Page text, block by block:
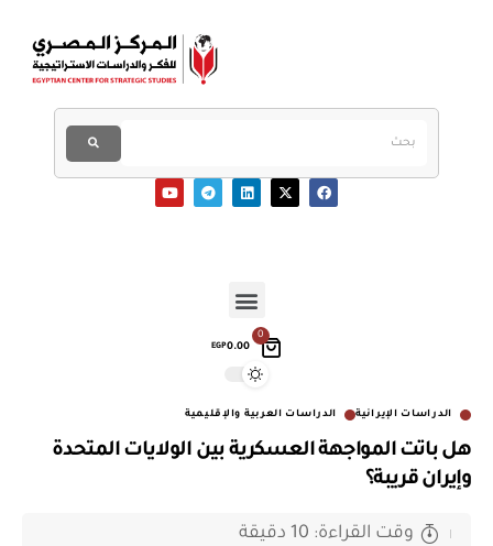
0
EGP0.00
الدراسات الإيرانية الدراسات العربية والإقليمية
هل باتت المواجهة العسكرية بين الولايات المتحدة
وإيران قريبة؟
وقت القراءة: 10 دقيقة